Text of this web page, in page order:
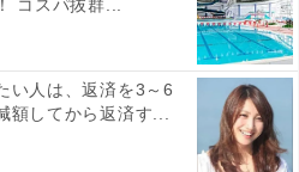
縁がありますように）
うに）
が悪いとされるお賽銭の金額
コスパ抜群...
い人は、返済を3～6
額してから返済す...